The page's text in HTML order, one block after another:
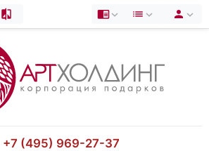
⠀+7 (495) 969-27-37